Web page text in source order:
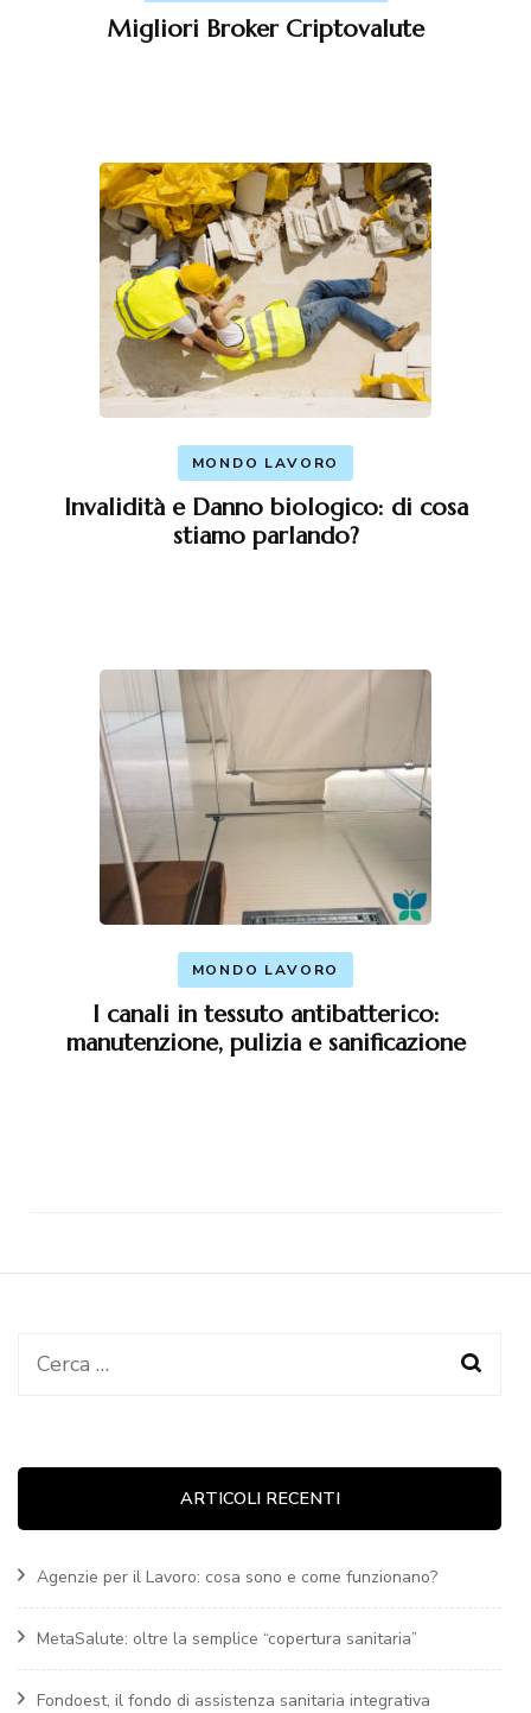
Migliori Broker Criptovalute
MONDO LAVORO
Invalidità e Danno biologico: di cosa
stiamo parlando?
MONDO LAVORO
I canali in tessuto antibatterico:
manutenzione, pulizia e sanificazione
Ricerca
ARTICOLI RECENTI
Agenzie per il Lavoro: cosa sono e come funzionano?
MetaSalute: oltre la semplice “copertura sanitaria”
Fondoest, il fondo di assistenza sanitaria integrativa